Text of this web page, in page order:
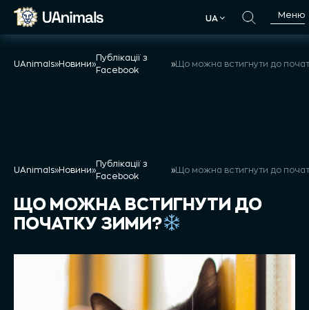
Skip
UA
Меню
UAnimals»Новини»
Публікації з
Facebook
»
UAnimals»Новини»
Публікації з
Facebook
»
ЩО МОЖНА ВСТИГНУТИ ДО
ПОЧАТКУ ЗИМИ?